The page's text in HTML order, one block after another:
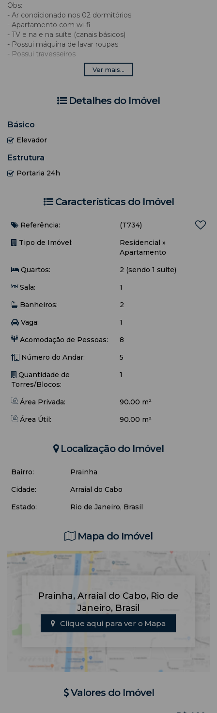
Obs:
- Ar condicionado nos 02 dormitórios
- Apartamento com wi-fi
- TV e na e na suíte (canais básicos)
- Possui máquina de lavar roupas
- Possui travesseiros
- Prédio com elevador social
> Suíte: 01 cama de casal + ar condicionado + ventilador de
> Quarto social: 01 beliche + 01 cama de solteiro + 03
de chão.
Ver mais...
Detalhes do Imóvel
Básico
Elevador
Estrutura
Portaria 24h
Características do Imóvel
Referência:
(T734)
Tipo de Imóvel:
Residencial »
Apartamento
Quartos:
2 (sendo 1 suíte)
Sala:
1
Banheiros:
2
Vaga:
1
Acomodação de Pessoas:
8
Número do Andar:
5
Quantidade de
Torres/Blocos:
1
Área Privada:
90.00 m²
Área Útil:
90.00 m²
Localização do Imóvel
Bairro:
Prainha
Cidade:
Arraial do Cabo
Estado:
Rio de Janeiro, Brasil
Mapa do Imóvel
Prainha, Arraial do Cabo, Rio de
Janeiro, Brasil
Clique aqui para ver o Mapa
Valores do Imóvel